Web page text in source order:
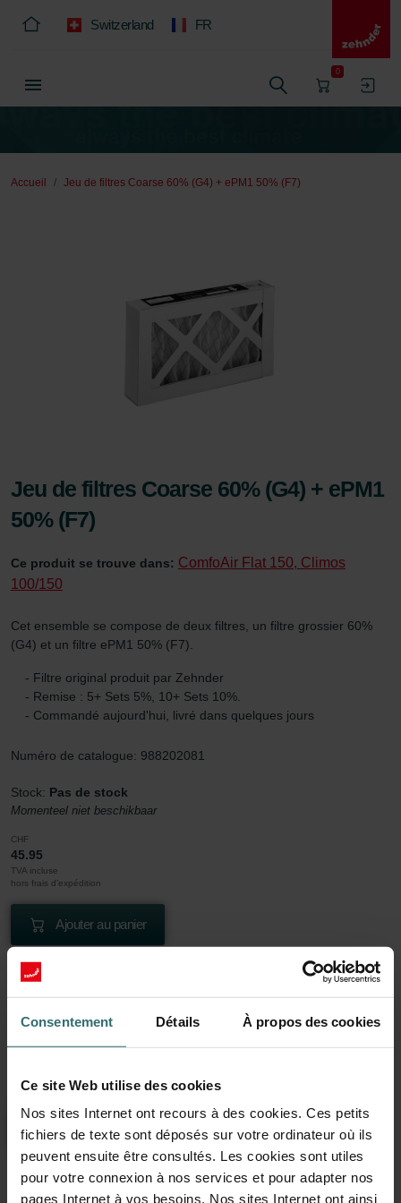
Consentement Détails À propos des cookies
Ce site Web utilise des cookies
Nos sites Internet ont recours à des cookies. Ces petits
fichiers de texte sont déposés sur votre ordinateur où ils
peuvent ensuite être consultés. Les cookies sont utiles
pour votre connexion à nos services et pour adapter nos
pages Internet à vos besoins. Nos sites Internet ont ainsi
Switzerland FR
0
Accueil Jeu de filtres Coarse 60% (G4) + ePM1 50% (F7)
Jeu de filtres Coarse 60% (G4) + ePM1
50% (F7)
Ce produit se trouve dans: ComfoAir Flat 150, Climos
100/150
Cet ensemble se compose de deux filtres, un filtre grossier 60%
(G4) et un filtre ePM1 50% (F7).
- Filtre original produit par Zehnder
- Remise : 5+ Sets 5%, 10+ Sets 10%.
- Commandé aujourd'hui, livré dans quelques jours
Numéro de catalogue: 988202081
Stock: Pas de stock
Momenteel niet beschikbaar
CHF
45.95
TVA incluse
hors frais d’expédition
Ajouter au panier
Obtenez votre produit avec une réduction de 15%
S’abonner et repasser des commandes automatiquement et
périodiquement! (Offre exclusivement réservée aux particuliers)
hors frais d’expédition
S’abonner